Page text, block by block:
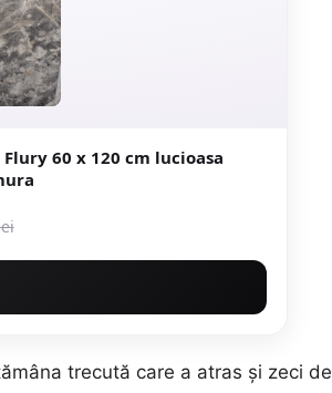
trecută care a atras și zeci de